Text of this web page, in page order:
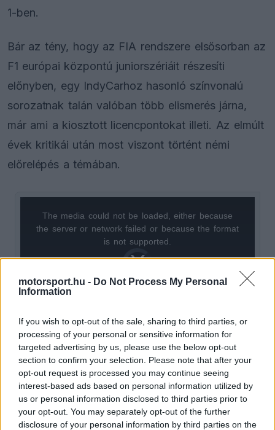
motorsport.hu - Do Not Process My Personal
Information
If you wish to opt-out of the sale, sharing to third parties, or
processing of your personal or sensitive information for
targeted advertising by us, please use the below opt-out
section to confirm your selection. Please note that after your
opt-out request is processed you may continue seeing
interest-based ads based on personal information utilized by
us or personal information disclosed to third parties prior to
your opt-out. You may separately opt-out of the further
disclosure of your personal information by third parties on the
1-ben.
Bár az tény, hogy az FIA rendszere elsősorban az
F1 európai központú juniorszériáit részesíti
előnyben, egy IndyCarhoz hasonló színvonalú
sorozatnak talán valóban több elismerés járna,
már ami a kiosztott licencpontokat illeti. Az elmúlt
évek kritikái után most viszont történt némi
előrelépés a témában.
Video
Player
a
modal
window.
The media could not be loaded, either because
the server or network failed or because the format
is not supported.
A szövetség ugyan továbbra is a bajnokság első
tíz helyezettjét jutalmazza pontokkal, de a 3.
helytől a 9.-ig mindenki többet kap a licencére.
Az IndyCart megnyerő versenyző továbbra is 40-